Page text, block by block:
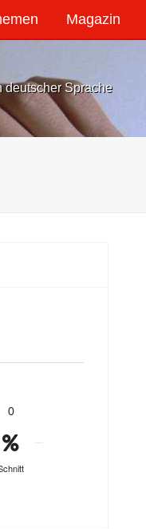
Magazin
deutscher Sprache
0